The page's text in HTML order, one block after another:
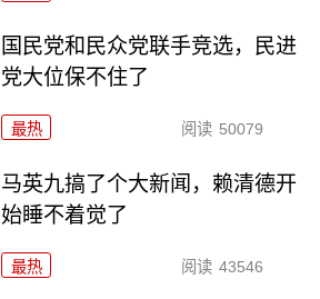
国民党和民众党联手竞选，民进
党大位保不住了
最热 阅读 50079
马英九搞了个大新闻，赖清德开
始睡不着觉了
最热 阅读 43546